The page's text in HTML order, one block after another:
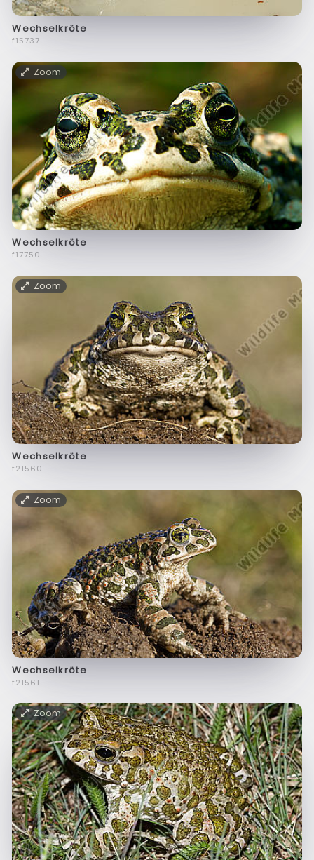
Wechselkröte
f15737
Zoom
Wechselkröte
f17750
Zoom
Wechselkröte
f21560
Zoom
Wechselkröte
f21561
Zoom